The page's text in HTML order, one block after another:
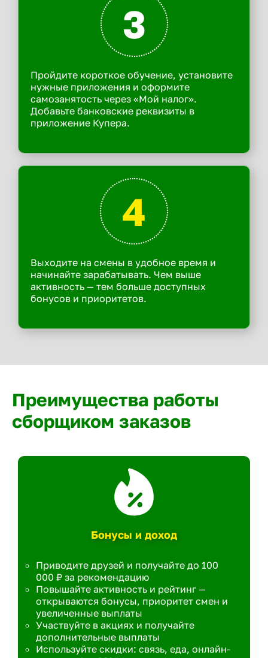
3
Пройдите короткое обучение, установите
нужные приложения и оформите
самозанятость через «Мой налог».
Добавьте банковские реквизиты в
приложение Купера.
4
Выходите на смены в удобное время и
начинайте зарабатывать. Чем выше
активность — тем больше доступных
бонусов и приоритетов.
Преимущества работы
сборщиком заказов
Бонусы и доход
Приводите друзей и получайте до 100
000 ₽ за рекомендацию
Повышайте активность и рейтинг —
открываются бонусы, приоритет смен и
увеличенные выплаты
Участвуйте в акциях и получайте
дополнительные выплаты
Используйте скидки: связь, еда, онлайн-